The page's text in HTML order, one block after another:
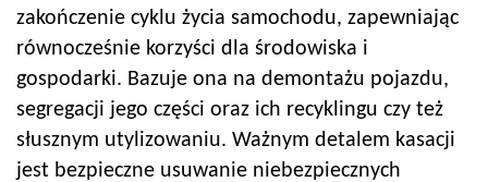
zakończenie cyklu życia samochodu, zapewniając
równocześnie korzyści dla środowiska i
gospodarki. Bazuje ona na demontażu pojazdu,
segregacji jego części oraz ich recyklingu czy też
słusznym utylizowaniu. Ważnym detalem kasacji
jest bezpieczne usuwanie niebezpiecznych